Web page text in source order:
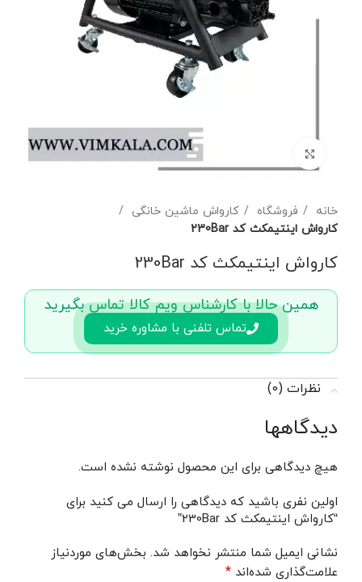
برای بزرگنمایی کلیک کنید
خانه فروشگاه
کارواش ماشین خانگی
کارواش اینتیمکث کد 230Bar
کارواش اینتیمکث کد 230Bar
همین حالا با کارشناس ویم کالا تماس بگیرید
تماس تلفنی با مشاوره خرید
نظرات (0)
دیدگاهها
هیچ دیدگاهی برای این محصول نوشته نشده است.
اولین نفری باشید که دیدگاهی را ارسال می کنید برای
“کارواش اینتیمکث کد 230Bar”
نشانی ایمیل شما منتشر نخواهد شد. بخش‌های موردنیاز
علامت‌گذاری شده‌اند *